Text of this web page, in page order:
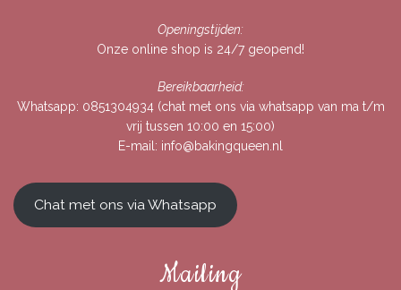
Openingstijden:
Onze online shop is 24/7 geopend!
Bereikbaarheid:
Whatsapp: 0851304934(chat met ons via whatsapp van ma t/m
vrij tussen 10:00 en 15:00)
E-mail: info@bakingqueen.nl
Chat met ons via Whatsapp
Mailing